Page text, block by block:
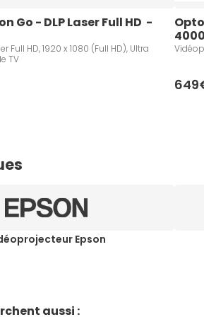
Go - DLP Laser Full HD  -
Full HD, 1920 x 1080 (Full HD), Ultra
TV
Epson
aussi :